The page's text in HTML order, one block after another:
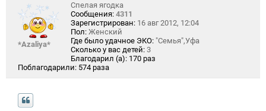
*Azaliya*
Спелая ягодка
Сообщения: 4311
Зарегистрирован: 16 авг 2012, 12:04
Пол: Женский
Где было удачное ЭКО: "Семья",Уфа
Сколько у вас детей: 3
Благодарил (а): 170 раз
Поблагодарили: 574 раза